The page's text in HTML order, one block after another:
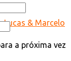
a próxima vez